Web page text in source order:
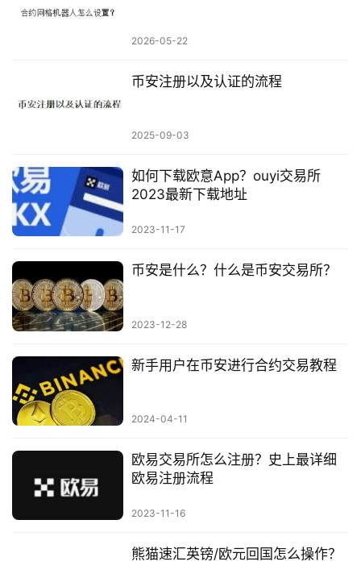
2026-05-22
币安注册以及认证的流程
2025-09-03
如何下载欧意App？ouyi交易所
2023最新下载地址
2023-11-17
币安是什么？什么是币安交易所？
2023-12-28
新手用户在币安进行合约交易教程
2024-04-11
欧易交易所怎么注册？史上最详细
欧易注册流程
2023-11-16
熊猫速汇英镑/欧元回国怎么操作？